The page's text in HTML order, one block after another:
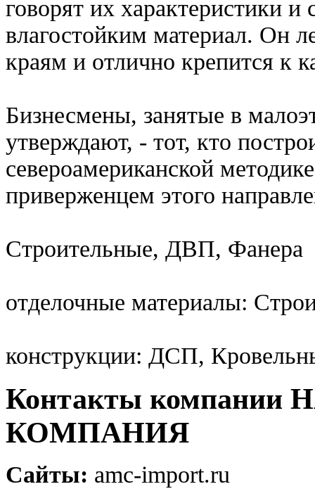
говорят их характеристики
влагостойким материал. Он
краям и отлично крепится к
Бизнесмены, занятые в
утверждают, - тот, кто
североамериканской
приверженцем этого
Строительные, ДВП, Фанера
отделочные материалы:
конструкции: ДСП,
Контакты
КОМПАНИЯ
Сайты: amc-import.ru